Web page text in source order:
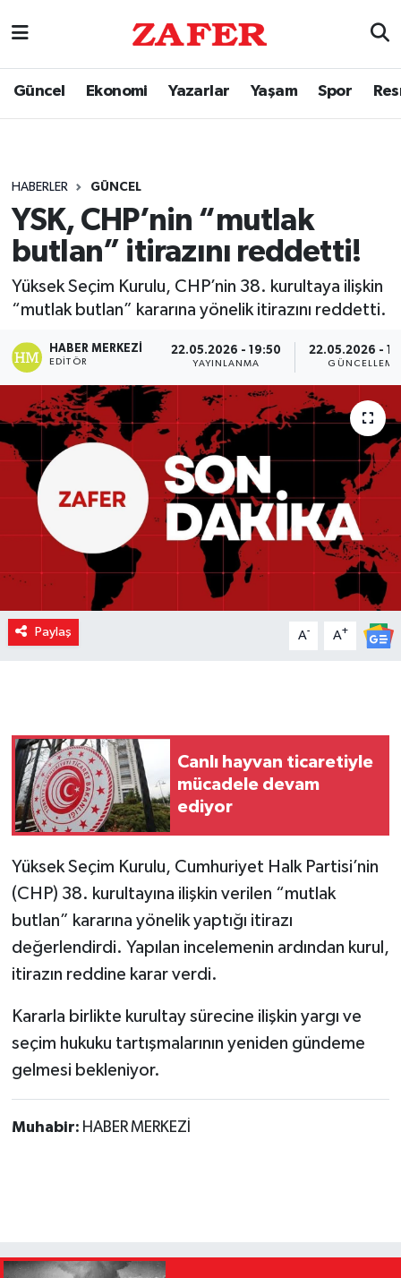
Güncel Ekonomi Yazarlar Yaşam Spor
HABERLER GÜNCEL
YSK, CHP’nin “mutlak
butlan” itirazını reddetti!
Yüksek Seçim Kurulu, CHP’nin 38. kurultaya ilişkin
“mutlak butlan” kararına yönelik itirazını reddetti.
HABER MERKEZI
EDITÖR
22.05.2026 - 19:50
YAYINLANMA
22.05.2026 -
GÜNCELLEME
Paylaş A- A+
Canlı hayvan ticaretiyle
mücadele devam
ediyor
Yüksek Seçim Kurulu, Cumhuriyet Halk Partisi’nin
(CHP) 38. kurultayına ilişkin verilen “mutlak
butlan” kararına yönelik yaptığı itirazı
değerlendirdi. Yapılan incelemenin ardından kurul,
itirazın reddine karar verdi.
Kararla birlikte kurultay sürecine ilişkin yargı ve
seçim hukuku tartışmalarının yeniden gündeme
gelmesi bekleniyor.
Muhabir: HABER MERKEZİ